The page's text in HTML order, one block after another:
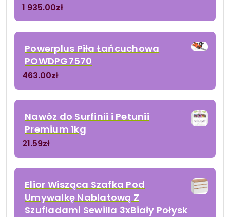
1 935.00zł
Powerplus Piła Łańcuchowa
POWDPG7570
463.00zł
Nawóz do Surfinii i Petunii
Premium 1kg
21.59zł
Elior Wisząca Szafka Pod
Umywalkę Nablatową Z
Szufladami Sewilla 3xBiały Połysk